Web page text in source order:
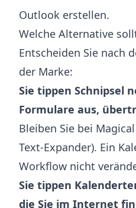
Outlook erstellen.
Welche Alternative
Entscheiden Sie nach
der Marke:
Sie tippen Schnipsel
Formulare aus,
Bleiben Sie bei
Text-Expander). Ein
Workflow nicht
Sie tippen
die Sie im Internet